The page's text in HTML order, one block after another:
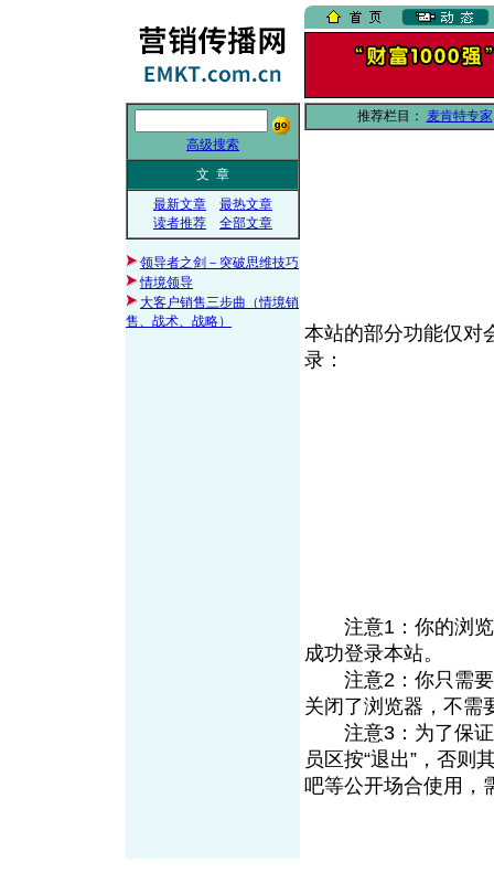
高级搜索
文 章
最新文章
最热文章
读者推荐
全部文章
领导者之剑－突破思维技巧
情境领导
大客户销售三步曲（情境销
售、战术、战略）
推荐栏目： 麦肯特专家
本站的部分功能仅对
录：
注意1：你的浏览
成功登录本站。
注意2：你只需要
关闭了浏览器，不需
注意3：为了保证
员区按“退出”，否则
吧等公开场合使用，